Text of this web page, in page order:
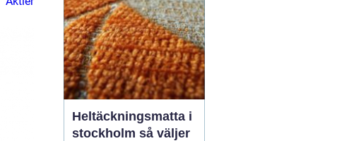
Heltäckningsmatta i
stockholm så väljer